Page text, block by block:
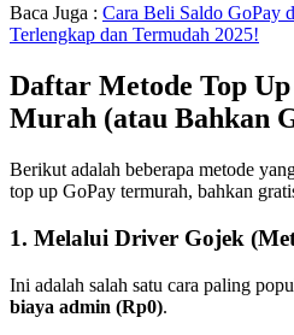
Baca Juga : Cara Beli Saldo GoPay
Terlengkap dan Termudah 2025!
Daftar Metode Top
Murah (atau Bahkan
Berikut adalah beberapa metode
top up GoPay termurah, bahkan
1. Melalui Driver Gojek
Ini adalah salah satu cara paling
biaya admin (Rp0).